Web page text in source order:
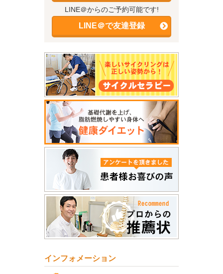
LINE＠からのご予約可能です!
LINE＠で友達登録
インフォメーション